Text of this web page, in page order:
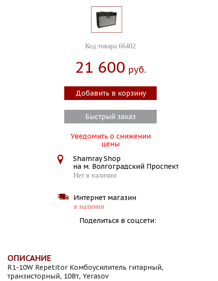
Код товара 66402
21 600 Руб.
Добавить в корзину
Быстрый заказ
Уведомить о снижении
цены
Shamray Shop
на м. Волгоградский Проспект
Нет в наличии
Интернет магазин
в наличии
Поделиться в соцсети:
ОПИСАНИЕ
R1-10W Repetitor Комбоусилитель гитарный,
транзисторный, 10Вт, Yerasov